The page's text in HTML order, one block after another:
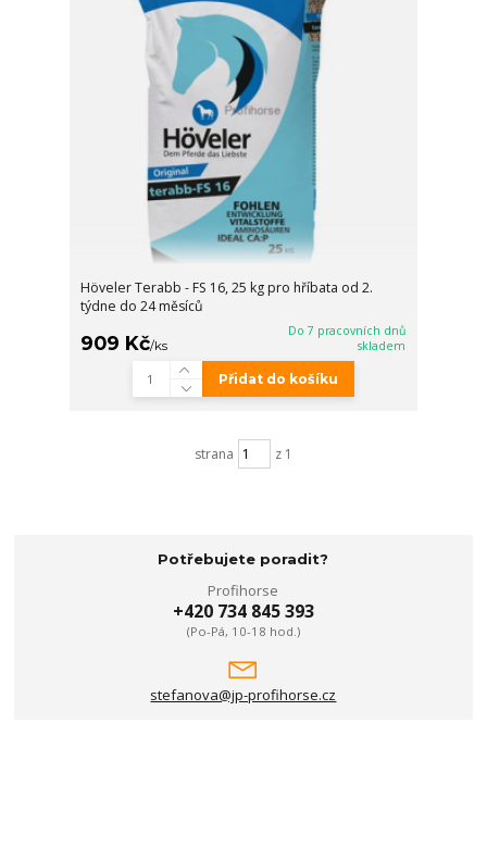
Höveler Terabb - FS 16, 25 kg pro hříbata od 2.
týdne do 24 měsíců
909 Kč/ks
Do 7 pracovních dnů
skladem
Přidat do košíku
strana z 1
Potřebujete poradit?
Profihorse
+420 734 845 393
(Po-Pá, 10-18 hod.)
stefanova@jp-profihorse.cz